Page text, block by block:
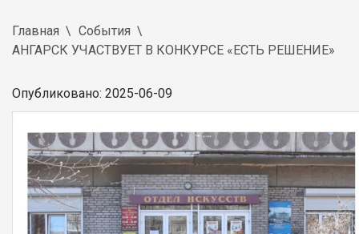
Главная
События
АНГАРСК УЧАСТВУЕТ В КОНКУРСЕ «ЕСТЬ РЕШЕНИЕ»
Опубликовано: 2025-06-09